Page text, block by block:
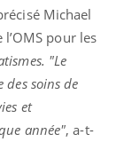
Michael
pour les
"Le
des soins de
et
année", a-t-